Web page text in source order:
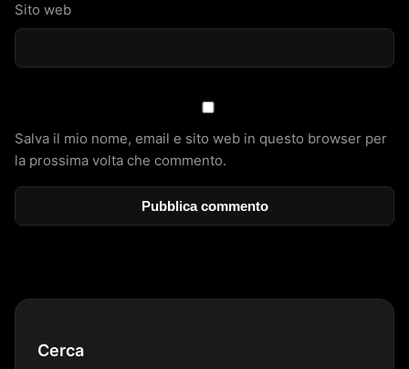
Sito web
Salva il mio nome, email e sito web in questo browser per
la prossima volta che commento.
Cerca